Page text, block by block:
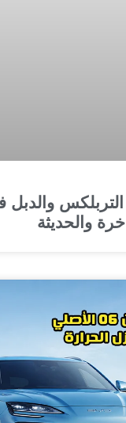
التربلكس والدبل
والحديثة